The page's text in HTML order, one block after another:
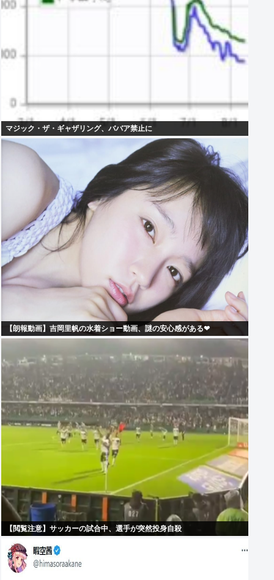
マジック・ザ・ギャザリング、ババア禁止に
【朗報動画】吉岡里帆の水着ショー動画、謎の安心感がある❤
【閲覧注意】サッカーの試合中、選手が突然投身自殺